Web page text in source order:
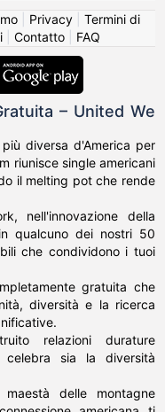
| Privacy| Termini di
| Contatto| FAQ
– United We
diversa d'America per
riunisce single americani
il melting pot che rende
nell'innovazione della
qualcuno dei nostri 50
che condividono i tuoi
gratuita che
diversità e la ricerca
relazioni durature
sia la diversità
delle montagne